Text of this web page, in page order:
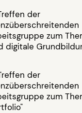
der
zum
digitale
der
zum